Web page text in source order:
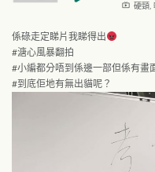
live_tv 硬頸,
係碌走定睇片我睇得出
#溏心風暴翻拍
#小編都分唔到係邊一部但係有畫
#到底佢地有無出貓呢 ？